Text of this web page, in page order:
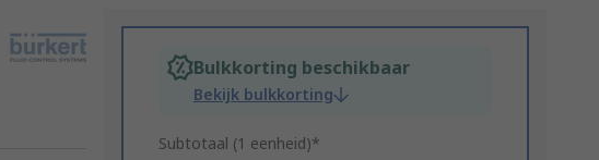
Bulkkorting beschikbaar
Bekijk bulkkorting
Subtotaal (1 eenheid)*